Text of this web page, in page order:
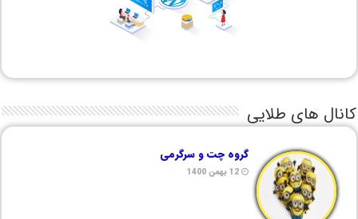
کانال های طلایی
گروه چت و سرگرمی
12 بهمن 1400